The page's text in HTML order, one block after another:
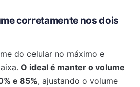
corretamente nos dois
do celular no máximo e
O ideal é manter o volume
e 85%, ajustando o volume